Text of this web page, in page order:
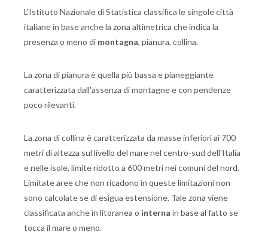
L'Istituto Nazionale di Statistica classifica le singole città
italiane in base anche la zona altimetrica che indica la
presenza o meno di montagna, pianura, collina.
La zona di pianura è quella più bassa e pianeggiante
caratterizzata dall'assenza di montagne e con pendenze
poco rilevanti.
La zona di collina è caratterizzata da masse inferiori ai 700
metri di altezza sul livello del mare nel centro-sud dell'Italia
e nelle isole, limite ridotto a 600 metri nei comuni del nord.
Limitate aree che non ricadono in queste limitazioni non
sono calcolate se di esigua estensione. Tale zona viene
classificata anche in litoranea o interna in base al fatto se
tocca il mare o meno.